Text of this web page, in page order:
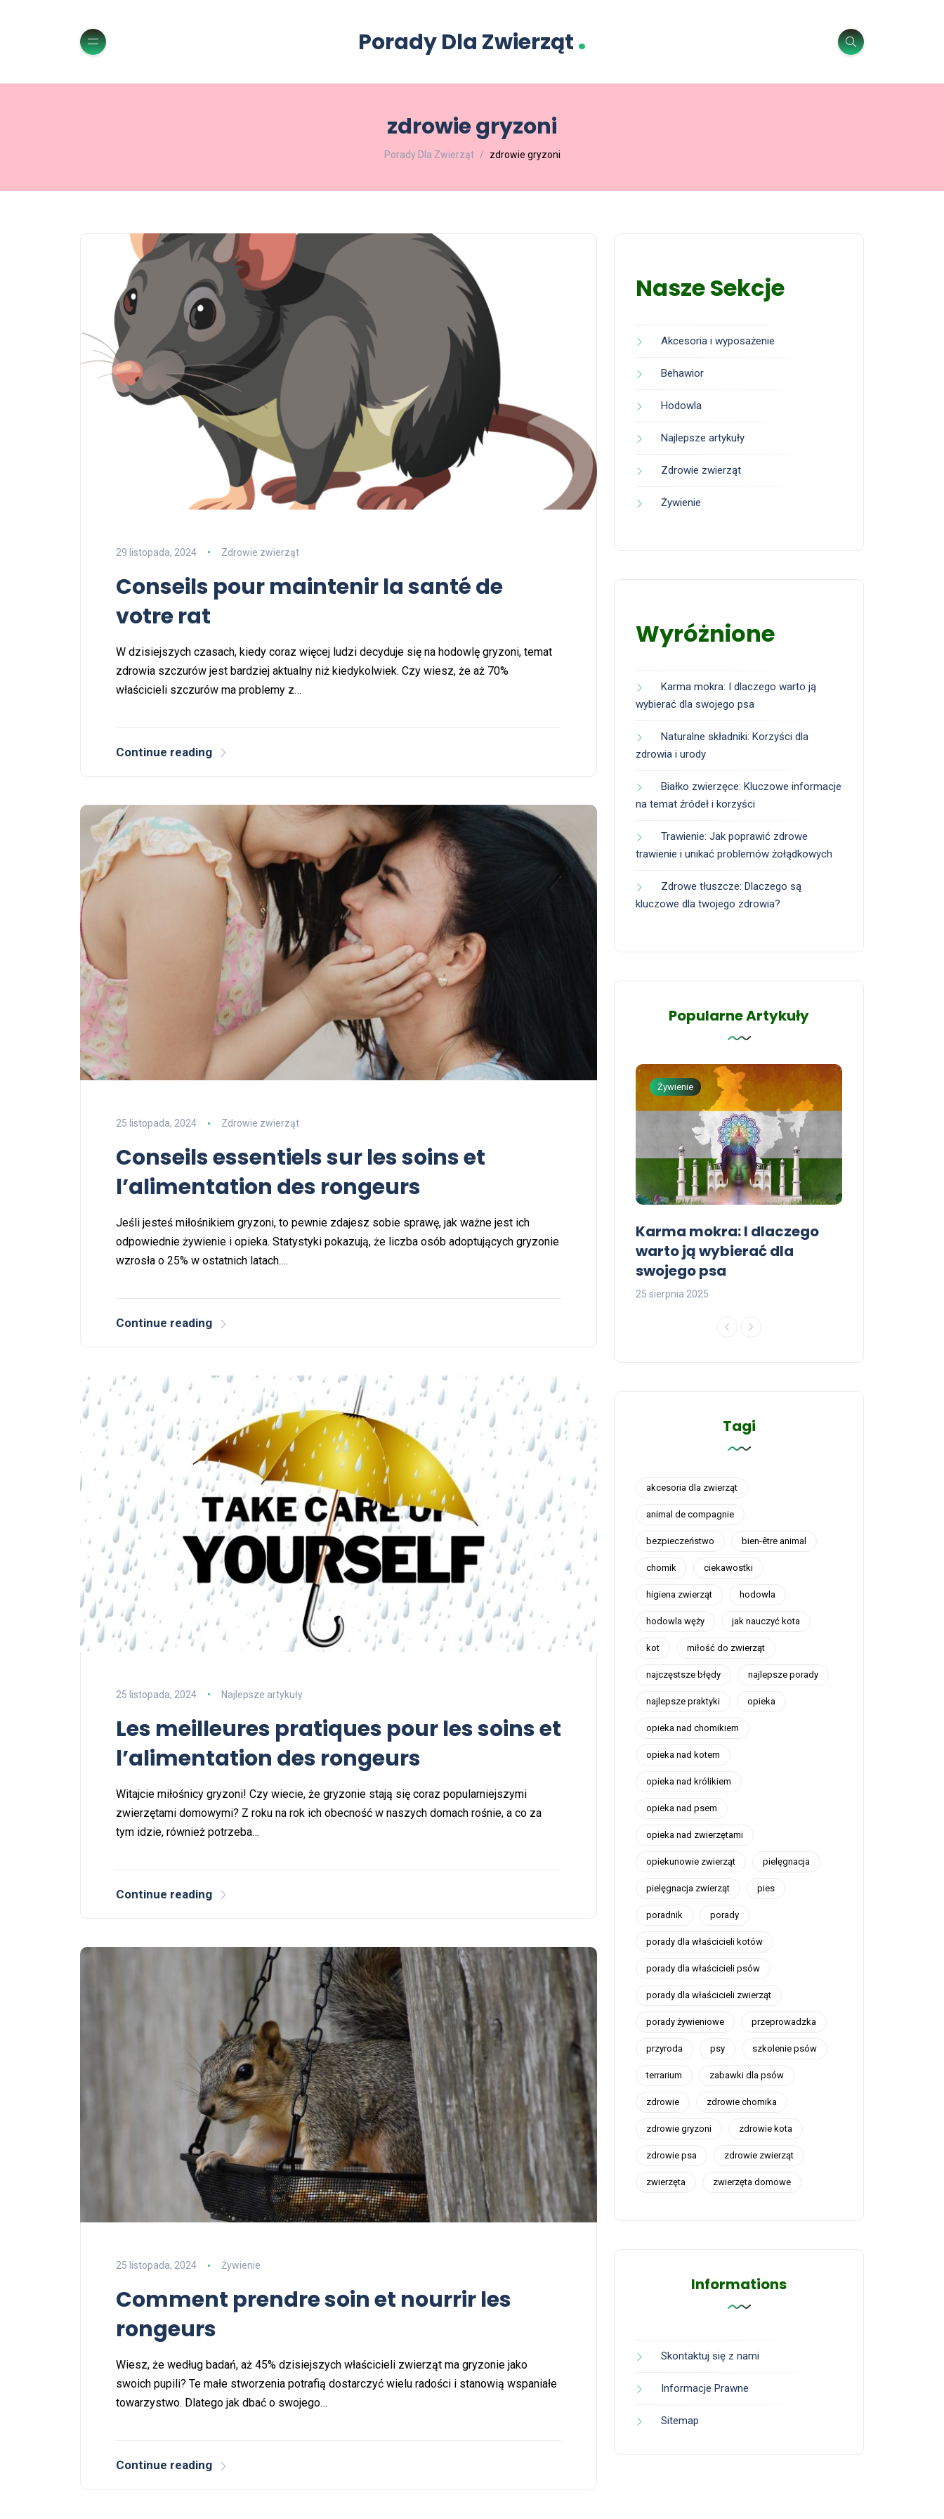
Porady Dla Zwierząt.
zdrowie gryzoni
Porady Dla Zwierząt zdrowie gryzoni
29 listopada, 2024 Zdrowie zwierząt
Conseils pour maintenir la santé de
votre rat
W dzisiejszych czasach, kiedy coraz więcej ludzi decyduje się na hodowlę gryzoni, temat
zdrowia szczurów jest bardziej aktualny niż kiedykolwiek. Czy wiesz, że aż 70%
właścicieli szczurów ma problemy z…
Continue reading
25 listopada, 2024 Zdrowie zwierząt
Conseils essentiels sur les soins et
l’alimentation des rongeurs
Jeśli jesteś miłośnikiem gryzoni, to pewnie zdajesz sobie sprawę, jak ważne jest ich
odpowiednie żywienie i opieka. Statystyki pokazują, że liczba osób adoptujących gryzonie
wzrosła o 25% w ostatnich latach.…
Continue reading
25 listopada, 2024 Najlepsze artykuły
Les meilleures pratiques pour les soins et
l’alimentation des rongeurs
Witajcie miłośnicy gryzoni! Czy wiecie, że gryzonie stają się coraz popularniejszymi
zwierzętami domowymi? Z roku na rok ich obecność w naszych domach rośnie, a co za
tym idzie, również potrzeba…
Continue reading
25 listopada, 2024 Żywienie
Comment prendre soin et nourrir les
rongeurs
Wiesz, że według badań, aż 45% dzisiejszych właścicieli zwierząt ma gryzonie jako
swoich pupili? Te małe stworzenia potrafią dostarczyć wielu radości i stanowią wspaniałe
towarzystwo. Dlatego jak dbać o swojego…
Continue reading
Nasze Sekcje
Akcesoria i wyposażenie
Behawior
Hodowla
Najlepsze artykuły
Zdrowie zwierząt
Żywienie
Wyróżnione
Karma mokra: I dlaczego warto ją
wybierać dla swojego psa
Naturalne składniki: Korzyści dla
zdrowia i urody
Białko zwierzęce: Kluczowe informacje
na temat źródeł i korzyści
Trawienie: Jak poprawić zdrowe
trawienie i unikać problemów żołądkowych
Zdrowe tłuszcze: Dlaczego są
kluczowe dla twojego zdrowia?
Popularne Artykuły
Zdrowe tłuszcze: Dlaczego
są kluczowe dla twojego
Żywienie
Karma mokra: I dlaczego
warto ją wybierać dla
swojego psa
25 sierpnia 2025
Tagi
akcesoria dla zwierząt
animal de compagnie
bezpieczeństwo bien-être animal
chomik ciekawostki
higiena zwierząt hodowla
hodowla węży jak nauczyć kota
kot miłość do zwierząt
najczęstsze błędy najlepsze porady
najlepsze praktyki opieka
opieka nad chomikiem
opieka nad kotem
opieka nad królikiem
opieka nad psem
opieka nad zwierzętami
opiekunowie zwierząt pielęgnacja
pielęgnacja zwierząt pies
poradnik porady
porady dla właścicieli kotów
porady dla właścicieli psów
porady dla właścicieli zwierząt
porady żywieniowe przeprowadzka
przyroda psy szkolenie psów
terrarium zabawki dla psów
zdrowie zdrowie chomika
zdrowie gryzoni zdrowie kota
zdrowie psa zdrowie zwierząt
zwierzęta zwierzęta domowe
Informations
Skontaktuj się z nami
Informacje Prawne
Sitemap